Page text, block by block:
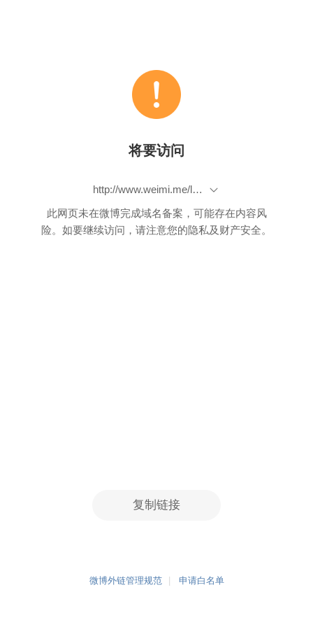
将要访问
http://www.weimi.me/landing/item_3680907231840319
此网页未在微博完成域名备案，可能存在内容风
险。如要继续访问，请注意您的隐私及财产安全。
复制链接
微博外链管理规范 申请白名单